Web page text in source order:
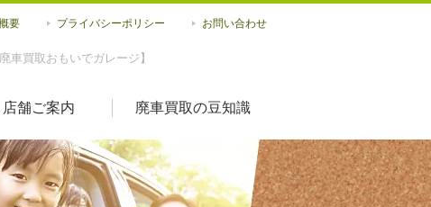
車買取おもいでガレージ】
要 プライバシーポリシー お問い合わせ
店舗ご案内 廃車買取の豆知識